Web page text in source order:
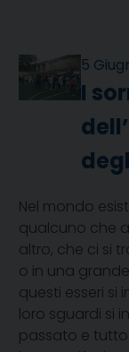
5
I
Nel mondo
qualcuno che
altro, che ci si
o in una
questi esseri si
loro sguardi si
passato e